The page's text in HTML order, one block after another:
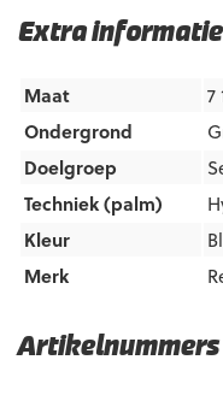
Artikelnummers
Extra informatie
Maat
7
Ondergrond
Doelgroep
Techniek (palm)
Kleur
Merk